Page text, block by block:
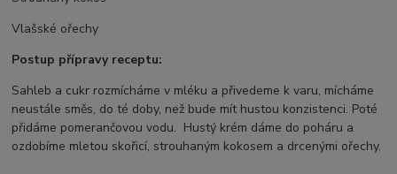
Vlašské ořechy
Postup přípravy receptu:
Sahleb a cukr rozmícháme v mléku a přivedeme k varu, mícháme
neustále směs, do té doby, než bude mít hustou konzistenci. Poté
přidáme pomerančovou vodu. Hustý krém dáme do poháru a
ozdobíme mletou skořicí, strouhaným kokosem a drcenými ořechy.